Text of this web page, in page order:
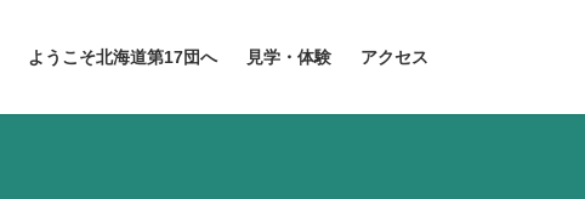
ようこそ北海道第17団へ 見学・体験 アクセス